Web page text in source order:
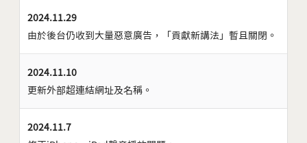
2024.11.29
由於後台仍收到大量惡意廣告，「貢獻新講法」暫且關閉。
2024.11.10
更新外部超連結網址及名稱。
2024.11.7